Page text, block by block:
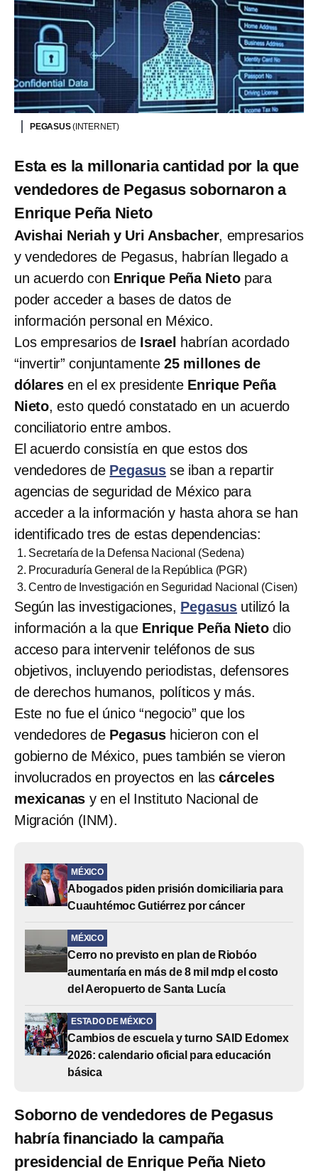
PEGASUS(INTERNET)
Esta es la millonaria cantidad por la que
vendedores de Pegasus sobornaron a
Enrique Peña Nieto
Avishai Neriah y Uri Ansbacher, empresarios
y vendedores de Pegasus, habrían llegado a
un acuerdo con Enrique Peña Nietopara
poder acceder a bases de datos de
información personal en México.
Los empresarios de Israel
habrían acordado
“invertir” conjuntamente25 millones de
dólares en el ex presidente Enrique Peña
Nieto, esto quedó constatado en un acuerdo
conciliatorio entre ambos.
El acuerdo consistía en que estos dos
vendedores de Pegasus se iban a repartir
agencias de seguridad de México para
acceder a la información y hasta ahora se han
identificado tres de estas dependencias:
Secretaría de la Defensa Nacional (Sedena)
Procuraduría General de la República (PGR)
Centro de Investigación en Seguridad Nacional (Cisen)
Según las investigaciones, Pegasus utilizó la
información a la que Enrique Peña Nietodio
acceso para intervenir teléfonos de sus
objetivos, incluyendo periodistas, defensores
de derechos humanos, políticos y más.
Este no fue el único “negocio” que los
vendedores de Pegasus hicieron con el
gobierno de México, pues también se vieron
involucrados en proyectos en lascárceles
mexicanas y en el Instituto Nacional de
Migración (INM).
MÉXICO
Abogados piden prisión domiciliaria para
Cuauhtémoc Gutiérrez por cáncer
MÉXICO
Cerro no previsto en plan de Riobóo
aumentaría en más de 8 mil mdp el costo
del Aeropuerto de Santa Lucía
ESTADO DE MÉXICO
Cambios de escuela y turno SAID Edomex
2026: calendario oficial para educación
básica
Soborno de vendedores de Pegasus
habría financiado la campaña
presidencial de Enrique Peña Nieto